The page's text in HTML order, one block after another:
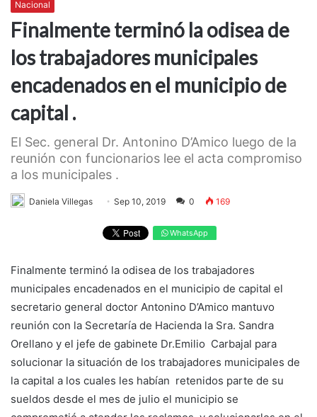
Nacional
Finalmente terminó la odisea de
los trabajadores municipales
encadenados en el municipio de
capital .
El Sec. general Dr. Antonino D’Amico luego de la
reunión con funcionarios lee el acta compromiso
a los municipales .
Daniela Villegas Sep 10, 2019 0 169
WhatsApp
Finalmente terminó la odisea de los trabajadores
municipales encadenados en el municipio de capital el
secretario general doctor Antonino D’Amico mantuvo
reunión con la Secretaría de Hacienda la Sra. Sandra
Orellano y el jefe de gabinete Dr.Emilio Carbajal para
solucionar la situación de los trabajadores municipales de
la capital a los cuales les habían retenidos parte de su
sueldos desde el mes de julio el municipio se